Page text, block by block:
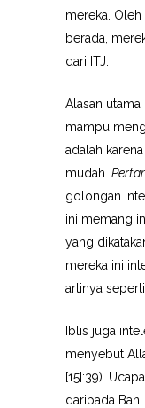
mereka.
berada,
dari ITJ.
Alasan utama
mampu
adalah
mudah.
golongan
ini memang
yang
mereka ini
artinya seperti
Iblis juga
menyebut
[15]:39).
daripada